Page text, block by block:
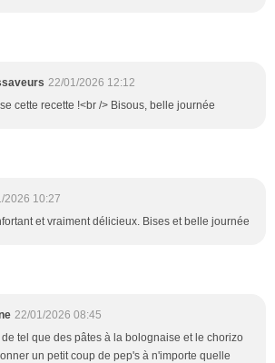
22/01/2026 12:12
cette recette !<br /> Bisous, belle journée
2026 10:27
et vraiment délicieux. Bises et belle journée
22/01/2026 08:45
tel que des pâtes à la bolognaise et le chorizo
un petit coup de pep's à n'importe quelle